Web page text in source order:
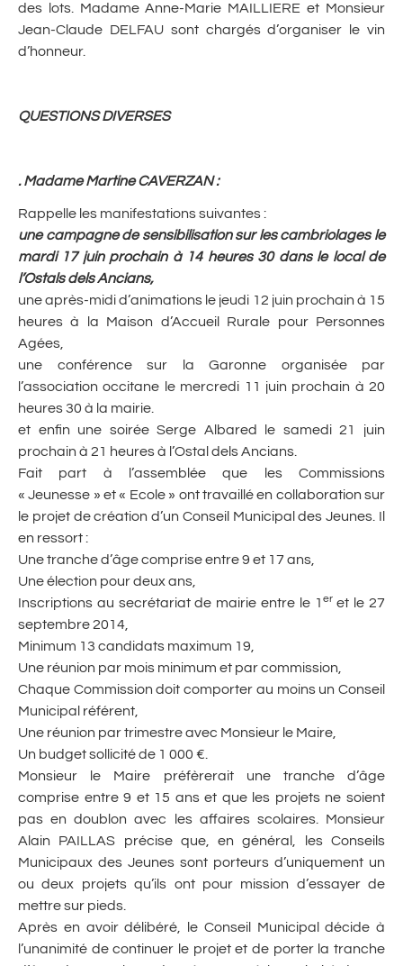
des lots. Madame Anne-Marie MAILLIERE et Monsieur
Jean-Claude DELFAU sont chargés d’organiser le vin
d’honneur.
QUESTIONS DIVERSES
. Madame Martine CAVERZAN :
Rappelle les manifestations suivantes :
une campagne de sensibilisation sur les cambriolages le
mardi 17 juin prochain à 14 heures 30 dans le local de
l’Ostals dels Ancians,
une après-midi d’animations le jeudi 12 juin prochain à 15
heures à la Maison d’Accueil Rurale pour Personnes
Agées,
une conférence sur la Garonne organisée par
l’association occitane le mercredi 11 juin prochain à 20
heures 30 à la mairie.
et enfin une soirée Serge Albared le samedi 21 juin
prochain à 21 heures à l’Ostal dels Ancians.
Fait part à l’assemblée que les Commissions
« Jeunesse » et « Ecole » ont travaillé en collaboration sur
le projet de création d’un Conseil Municipal des Jeunes. Il
en ressort :
Une tranche d’âge comprise entre 9 et 17 ans,
Une élection pour deux ans,
Inscriptions au secrétariat de mairie entre le 1 er et le 27
septembre 2014,
Minimum 13 candidats maximum 19,
Une réunion par mois minimum et par commission,
Chaque Commission doit comporter au moins un Conseil
Municipal référent,
Une réunion par trimestre avec Monsieur le Maire,
Un budget sollicité de 1 000 €.
Monsieur le Maire préfèrerait une tranche d’âge
comprise entre 9 et 15 ans et que les projets ne soient
pas en doublon avec les affaires scolaires. Monsieur
Alain PAILLAS précise que, en général, les Conseils
Municipaux des Jeunes sont porteurs d’uniquement un
ou deux projets qu’ils ont pour mission d’essayer de
mettre sur pieds.
Après en avoir délibéré, le Conseil Municipal décide à
l’unanimité de continuer le projet et de porter la tranche